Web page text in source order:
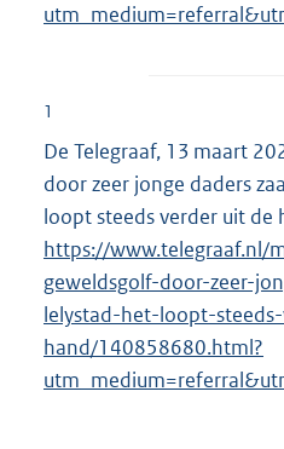
1
De Telegraaf, 13 maart
door zeer jonge daders
loopt steeds verder uit de
https://www.telegraaf.nl/
geweldsgolf-door-zeer-
lelystad-het-loopt-
hand/140858680.html?